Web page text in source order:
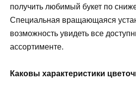
получить любимый букет по
Специальная вращающаяся
возможность увидеть все
ассортименте.
Каковы характеристики